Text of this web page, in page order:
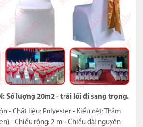
Số lượng 20m2 - trải lối đi sang trọng.
- Chất liệu: Polyester - Kiểu dệt: Thảm
- Chiều rộng: 2 m - Chiều dài nguyên